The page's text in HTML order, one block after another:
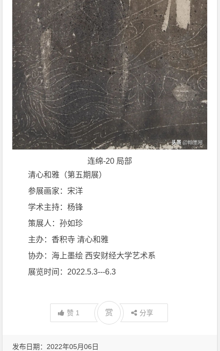
连绵-20 局部
清心和雅（第五期展）
参展画家：宋洋
学术主持：杨锋
策展人：孙如珍
主办：香积寺 清心和雅
协办：海上墨绘 西安财经大学艺术系
展览时间：2022.5.3---6.3
赞 1 赏 分享
发布日期：2022年05月06日